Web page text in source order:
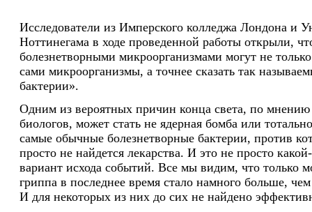
Исследователи из Имперского колледжа Лондона и
Ноттинегама в ходе проведенной работы открыли,
болезнетворными микроорганизмами могут не
сами микроорганизмы, а точнее сказать так
бактерии».
Одним из вероятных причин конца света, по
биологов, может стать не ядерная бомба или
самые обычные болезнетворные бактерии, против
просто не найдется лекарства. И это не просто
вариант исхода событий. Все мы видим, что только
гриппа в последнее время стало намного больше, чем
И для некоторых из них до сих не найдено